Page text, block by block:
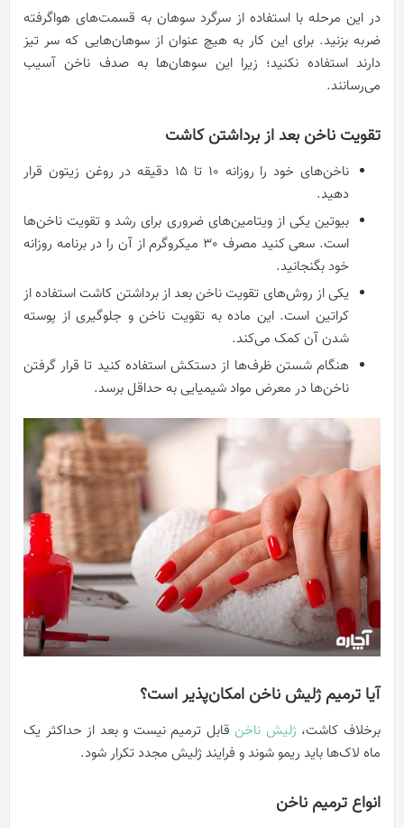
در این مرحله با استفاده از سرگرد سوهان به قسمت‌های هواگرفته
ضربه بزنید. برای این کار به هیچ عنوان از سوهان‌هایی که سر تیز
دارند استفاده نکنید؛ زیرا این سوهان‌ها به صدف ناخن آسیب
می‌رسانند.
تقویت ناخن بعد از برداشتن کاشت
ناخن‌های خود را روزانه 10 تا 15 دقیقه در روغن زیتون قرار
دهید.
بیوتین یکی از ویتامین‌های ضروری برای رشد و تقویت ناخن‌ها
است. سعی کنید مصرف 30 میکروگرم از آن را در برنامه روزانه
خود بگنجانید.
یکی از روش‌های تقویت ناخن بعد از برداشتن کاشت استفاده از
کراتین است. این ماده به تقویت ناخن و جلوگیری از پوسته
شدن آن کمک می‌کند.
هنگام شستن ظرف‌ها از دستکش استفاده کنید تا قرار گرفتن
ناخن‌ها در معرض مواد شیمیایی به حداقل برسد.
آیا ترمیم ژلیش ناخن امکان‌پذیر است؟
برخلاف کاشت، ژلیش ناخنقابل ترمیم نیست و بعد از حداکثر یک
ماه لاک‌ها باید ریمو شوند و فرایند ژلیش مجدد تکرار شود.
انواع ترمیم ناخن